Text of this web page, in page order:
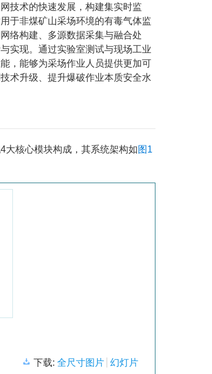
技术的快速发展，构建集实时监
于非煤矿山采场环境的有毒气体监
络构建、多源数据采集与融合处
实现。通过实验室测试与现场工业
，能够为采场作业人员提供更加可
术升级、提升爆破作业本质安全水
大核心模块构成，其系统架构如图1
下载: 全尺寸图片 幻灯片